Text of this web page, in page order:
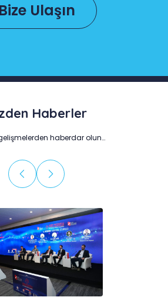
Bize Ulaşın
Haberler
haberdar olun…